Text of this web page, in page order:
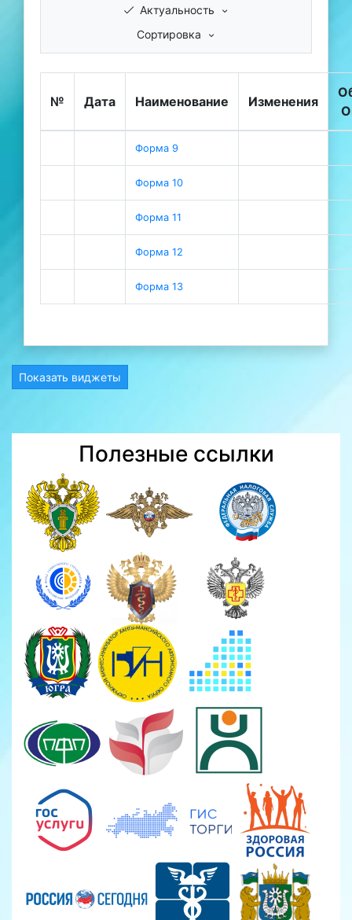
Актуальность
Сортировка
№ Дата Наименование Изменения
Форма 9
Форма 10
Форма 11
Форма 12
Форма 13
Показать виджеты
Полезные ссылки